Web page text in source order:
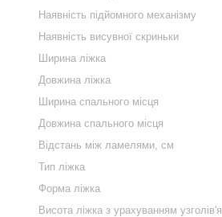
Наявність підйомного механізму
Наявність висувної скриньки
Ширина ліжка
Довжина ліжка
Ширина спального місця
Довжина спального місця
Відстань між ламелями, см
Тип ліжка
Форма ліжка
Висота ліжка з урахуванням узголів'я